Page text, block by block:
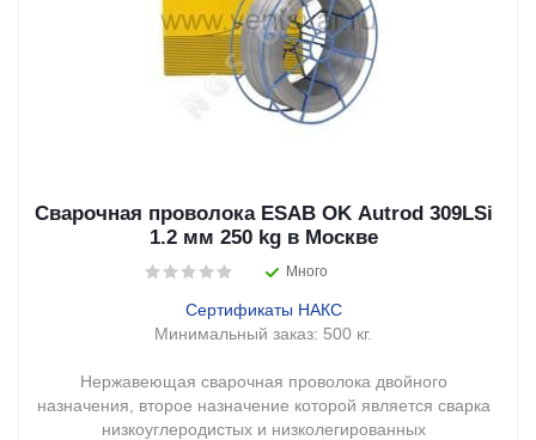
Сварочная проволока ESAB OK Autrod 309LSi
1.2 мм 250 kg в Москве
Много
Сертификаты НАКС
Минимальный заказ: 500 кг.
Нержавеющая сварочная проволока двойного
назначения, второе назначение которой является сварка
низкоуглеродистых и низколегированных